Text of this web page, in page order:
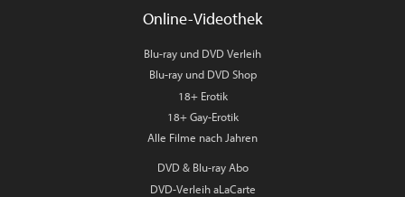
Online-Videothek
Blu-ray und DVD Verleih
Blu-ray und DVD Shop
18+ Erotik
18+ Gay-Erotik
Alle Filme nach Jahren
DVD & Blu-ray Abo
DVD-Verleih aLaCarte